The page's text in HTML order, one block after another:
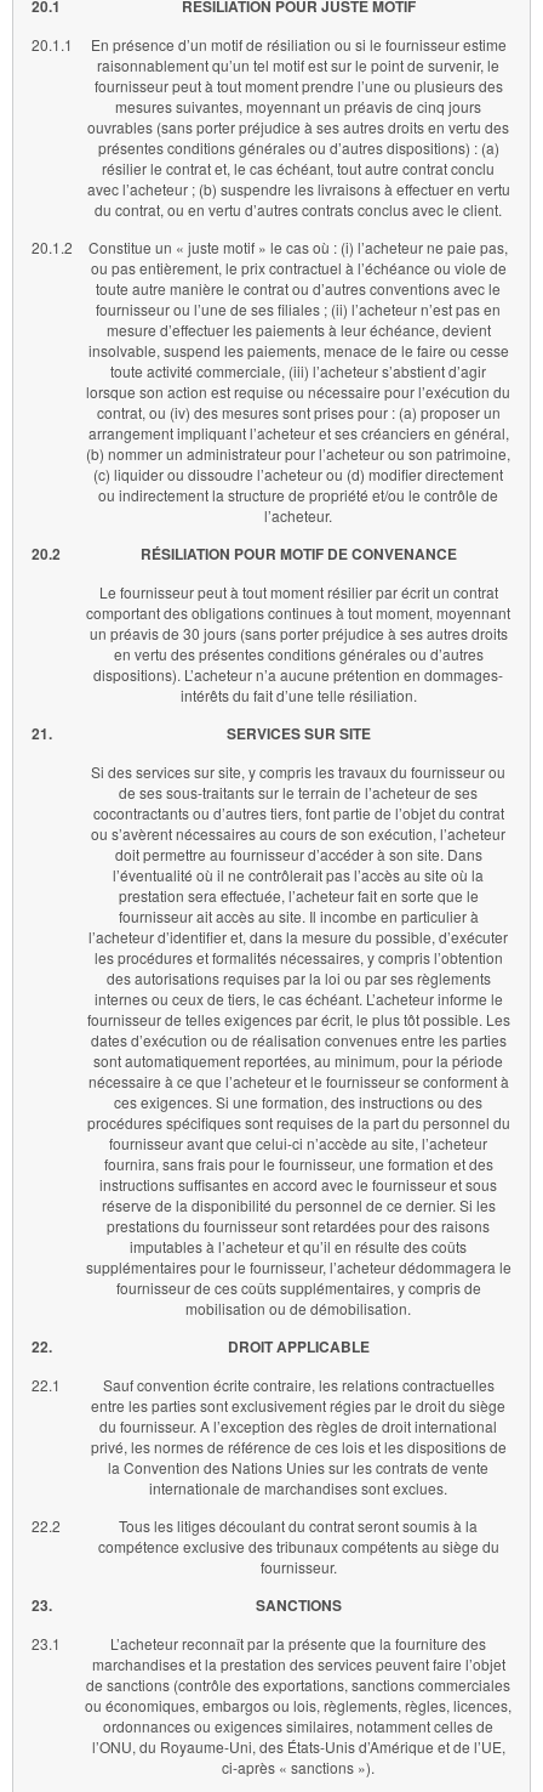
20.1 RESILIATION POUR JUSTE MOTIF
20.1.1
En présence d’un motif de résiliation ou si le fournisseur estime
raisonnablement qu’un tel motif est sur le point de survenir, le
fournisseur peut à tout moment prendre l’une ou plusieurs des
mesures suivantes, moyennant un préavis de cinq jours
ouvrables (sans porter préjudice à ses autres droits en vertu des
présentes conditions générales ou d’autres dispositions) : (a)
résilier le contrat et, le cas échéant, tout autre contrat conclu
avec l’acheteur ; (b) suspendre les livraisons à effectuer en vertu
du contrat, ou en vertu d’autres contrats conclus avec le client.
20.1.2
Constitue un « juste motif » le cas où : (i) l’acheteur ne paie pas,
ou pas entièrement, le prix contractuel à l’échéance ou viole de
toute autre manière le contrat ou d’autres conventions avec le
fournisseur ou l’une de ses filiales ; (ii) l’acheteur n’est pas en
mesure d’effectuer les paiements à leur échéance, devient
insolvable, suspend les paiements, menace de le faire ou cesse
toute activité commerciale, (iii) l’acheteur s’abstient d’agir
lorsque son action est requise ou nécessaire pour l’exécution du
contrat, ou (iv) des mesures sont prises pour : (a) proposer un
arrangement impliquant l’acheteur et ses créanciers en général,
(b) nommer un administrateur pour l’acheteur ou son patrimoine,
(c) liquider ou dissoudre l’acheteur ou (d) modifier directement
ou indirectement la structure de propriété et/ou le contrôle de
l’acheteur.
20.2 RÉSILIATION POUR MOTIF DE CONVENANCE
Le fournisseur peut à tout moment résilier par écrit un contrat
comportant des obligations continues à tout moment, moyennant
un préavis de 30 jours (sans porter préjudice à ses autres droits
en vertu des présentes conditions générales ou d’autres
dispositions). L’acheteur n’a aucune prétention en dommages-
intérêts du fait d’une telle résiliation.
21. SERVICES SUR SITE
Si des services sur site, y compris les travaux du fournisseur ou
de ses sous-traitants sur le terrain de l’acheteur de ses
cocontractants ou d’autres tiers, font partie de l’objet du contrat
ou s’avèrent nécessaires au cours de son exécution, l’acheteur
doit permettre au fournisseur d’accéder à son site. Dans
l’éventualité où il ne contrôlerait pas l’accès au site où la
prestation sera effectuée, l’acheteur fait en sorte que le
fournisseur ait accès au site. Il incombe en particulier à
l’acheteur d’identifier et, dans la mesure du possible, d’exécuter
les procédures et formalités nécessaires, y compris l’obtention
des autorisations requises par la loi ou par ses règlements
internes ou ceux de tiers, le cas échéant. L’acheteur informe le
fournisseur de telles exigences par écrit, le plus tôt possible. Les
dates d’exécution ou de réalisation convenues entre les parties
sont automatiquement reportées, au minimum, pour la période
nécessaire à ce que l’acheteur et le fournisseur se conforment à
ces exigences. Si une formation, des instructions ou des
procédures spécifiques sont requises de la part du personnel du
fournisseur avant que celui-ci n’accède au site, l’acheteur
fournira, sans frais pour le fournisseur, une formation et des
instructions suffisantes en accord avec le fournisseur et sous
réserve de la disponibilité du personnel de ce dernier. Si les
prestations du fournisseur sont retardées pour des raisons
imputables à l’acheteur et qu’il en résulte des coûts
supplémentaires pour le fournisseur, l’acheteur dédommagera le
fournisseur de ces coûts supplémentaires, y compris de
mobilisation ou de démobilisation.
22. DROIT APPLICABLE
22.1
Sauf convention écrite contraire, les relations contractuelles
entre les parties sont exclusivement régies par le droit du siège
du fournisseur. A l’exception des règles de droit international
privé, les normes de référence de ces lois et les dispositions de
la Convention des Nations Unies sur les contrats de vente
internationale de marchandises sont exclues.
22.2
Tous les litiges découlant du contrat seront soumis à la
compétence exclusive des tribunaux compétents au siège du
fournisseur.
23. SANCTIONS
23.1
L’acheteur reconnaît par la présente que la fourniture des
marchandises et la prestation des services peuvent faire l’objet
de sanctions (contrôle des exportations, sanctions commerciales
ou économiques, embargos ou lois, règlements, règles, licences,
ordonnances ou exigences similaires, notamment celles de
l’ONU, du Royaume-Uni, des États-Unis d’Amérique et de l’UE,
ci-après « sanctions »).